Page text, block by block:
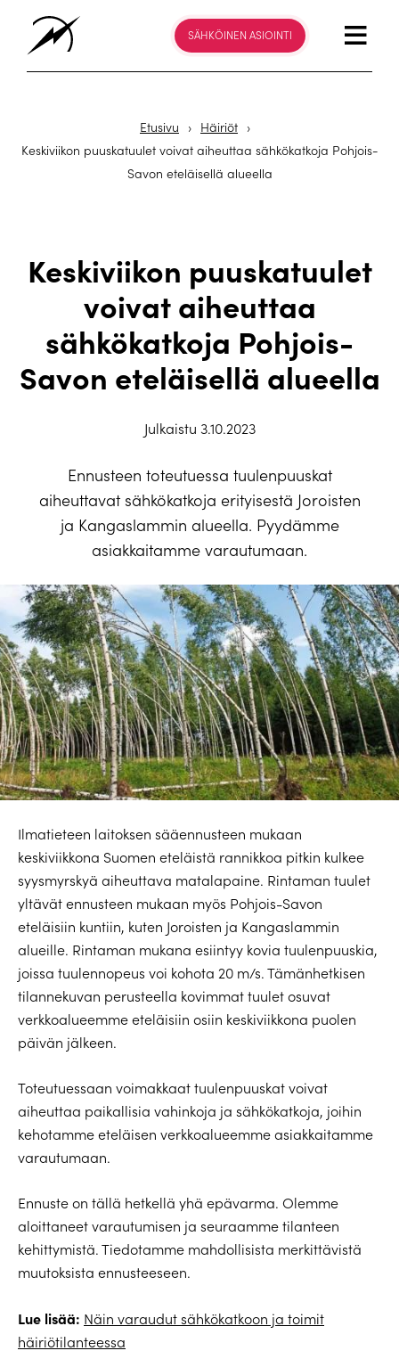
SÄHKÖINEN ASIOINTI
Etusivu › Häiriöt ›
Keskiviikon puuskatuulet voivat aiheuttaa sähkökatkoja Pohjois-
Savon eteläisellä alueella
Keskiviikon puuskatuulet
voivat aiheuttaa
sähkökatkoja Pohjois-
Savon eteläisellä alueella
Julkaistu 3.10.2023
Ennusteen toteutuessa tuulenpuuskat
aiheuttavat sähkökatkoja erityisestä Joroisten
ja Kangaslammin alueella. Pyydämme
asiakkaitamme varautumaan.
Ilmatieteen laitoksen sääennusteen mukaan
keskiviikkona Suomen eteläistä rannikkoa pitkin kulkee
syysmyrskyä aiheuttava matalapaine. Rintaman tuulet
yltävät ennusteen mukaan myös Pohjois-Savon
eteläisiin kuntiin, kuten Joroisten ja Kangaslammin
alueille. Rintaman mukana esiintyy kovia tuulenpuuskia,
joissa tuulennopeus voi kohota 20 m/s. Tämänhetkisen
tilannekuvan perusteella kovimmat tuulet osuvat
verkkoalueemme eteläisiin osiin keskiviikkona puolen
päivän jälkeen.
Toteutuessaan voimakkaat tuulenpuuskat voivat
aiheuttaa paikallisia vahinkoja ja sähkökatkoja, joihin
kehotamme eteläisen verkkoalueemme asiakkaitamme
varautumaan.
Ennuste on tällä hetkellä yhä epävarma. Olemme
aloittaneet varautumisen ja seuraamme tilanteen
kehittymistä. Tiedotamme mahdollisista merkittävistä
muutoksista ennusteeseen.
Lue lisää: Näin varaudut sähkökatkoon ja toimit
häiriötilanteessa